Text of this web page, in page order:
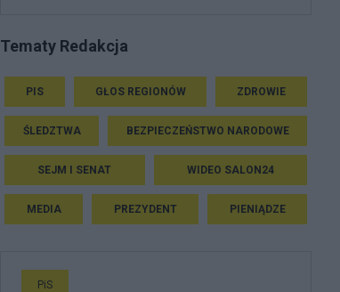
Tematy Redakcja
PIS GŁOS REGIONÓW ZDROWIE
ŚLEDZTWA BEZPIECZEŃSTWO NARODOWE
SEJM I SENAT WIDEO SALON24
MEDIA PREZYDENT PIENIĄDZE
PiS